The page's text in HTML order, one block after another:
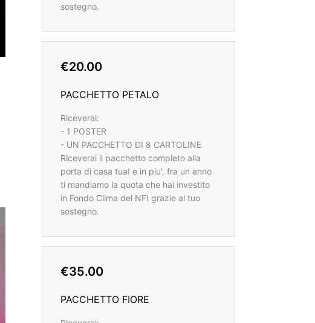
sostegno.
€20.00
PACCHETTO PETALO
Riceverai:
- 1 POSTER
- UN PACCHETTO DI 8 CARTOLINE
Riceverai il pacchetto completo alla
porta di casa tua! e in piu', fra un anno
ti mandiamo la quota che hai investito
in Fondo Clima del NFI grazie al tuo
sostegno.
€35.00
PACCHETTO FIORE